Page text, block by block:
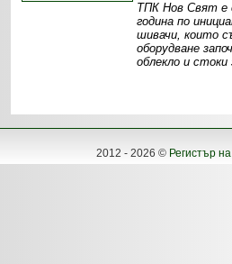
ТПК Нов Свят е
година по
шивачи, които
оборудване
облекло и стоки
2012 - 2026 © Регистър